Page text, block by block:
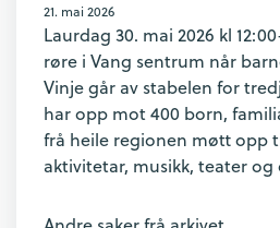
21. mai 2026
Laurdag 30. mai 2026 kl
røre i Vang sentrum når
Vinje går av stabelen for
har opp mot 400 born,
frå heile regionen møtt opp
aktivitetar, musikk, teater og